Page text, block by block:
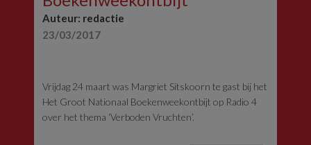
Auteur: redactie
23/03/2017
Vrijdag 24 maart was Margriet Sitskoorn te gast bij het
Het Groot Nationaal Boekenweekontbijt op Radio 4
over het thema ‘Verboden Vruchten’.